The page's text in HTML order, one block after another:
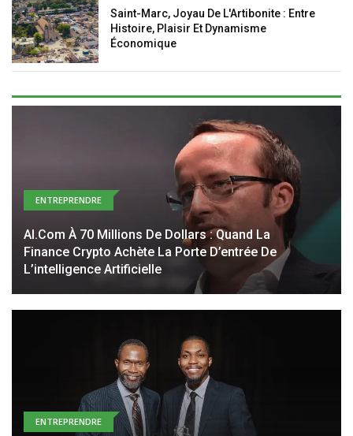
Saint-Marc, Joyau De L'Artibonite : Entre
Histoire, Plaisir Et Dynamisme
Économique
ENTREPRENDRE
AI.com À 70 Millions De Dollars : Quand La
Finance Crypto Achète La Porte D’entrée De
L’intelligence Artificielle
ENTREPRENDRE